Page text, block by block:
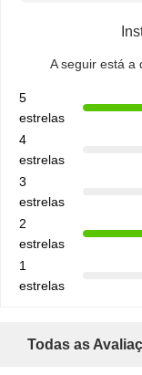
A seguir está a
5
estrelas
4
estrelas
3
estrelas
2
estrelas
1
estrelas
Todas as